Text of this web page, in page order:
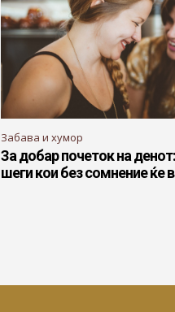
Забава и хумор
За добар почеток на
шеги кои без сомнение ќе